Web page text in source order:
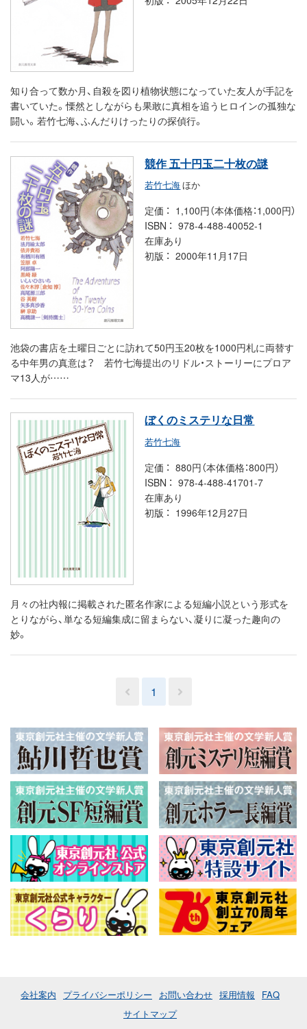
知り合って数か月、自殺を図り植物状態になっていた友人が手記を
書いていた。慄然としながらも果敢に真相を追うヒロインの孤独な
闘い。若竹七海、ふんだりけったりの探偵行。
競作 五十円玉二十枚の謎
若竹七海ほか
定価
1,100円（本体価格：1,000円）
ISBN
978-4-488-40052-1
在庫あり
初版
2000年11月17日
池袋の書店を土曜日ごとに訪れて50円玉20枚を1000円札に両替す
る中年男の真意は？ 若竹七海提出のリドル・ストーリーにプロア
マ13人が……
ぼくのミステリな日常
若竹七海
定価
880円（本体価格：800円）
ISBN
978-4-488-41701-7
在庫あり
初版
1996年12月27日
月々の社内報に掲載された匿名作家による短編小説という形式を
とりながら、単なる短編集成に留まらない、凝りに凝った趣向の
妙。
1
会社案内 プライバシーポリシー お問い合わせ 採用情報
FAQ
サイトマップ